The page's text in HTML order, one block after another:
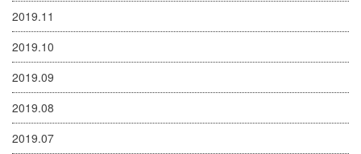
2019.11
2019.10
2019.09
2019.08
2019.07